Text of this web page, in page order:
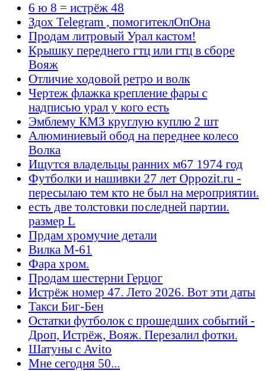
6 ю 8 = истрёж 48
Здох Telegram , помогитеклОпОна
Продам литровый Урал кастом!
Крышку переднего гтц или гтц в сборе
Вояж
Отличие ходовой ретро и волк
Чертеж флажка крепление фары с
надписью урал у кого есть
Эмблему КМЗ круглую куплю 2 шт
Алюминиевый обод на переднее колесо
Волка
Ищутся владельцы ранних м67 1974 год
Футболки и нашивки 27 лет Oppozit.ru -
пересылаю тем кто не был на мероприятии.
есть две толстовки последней партии.
размер L
Прдам хромучие детали
Вилка М-61
Фара хром.
Продам шестерни Герцог
Истрёж номер 47. Лето 2026. Вот эти даты
Такси Биг-Бен
Остатки футболок с прошедших событий -
Дроп, Истрёж, Вояж. Перезалил фотки.
Шатуны с Avito
Мне сегодня 50...